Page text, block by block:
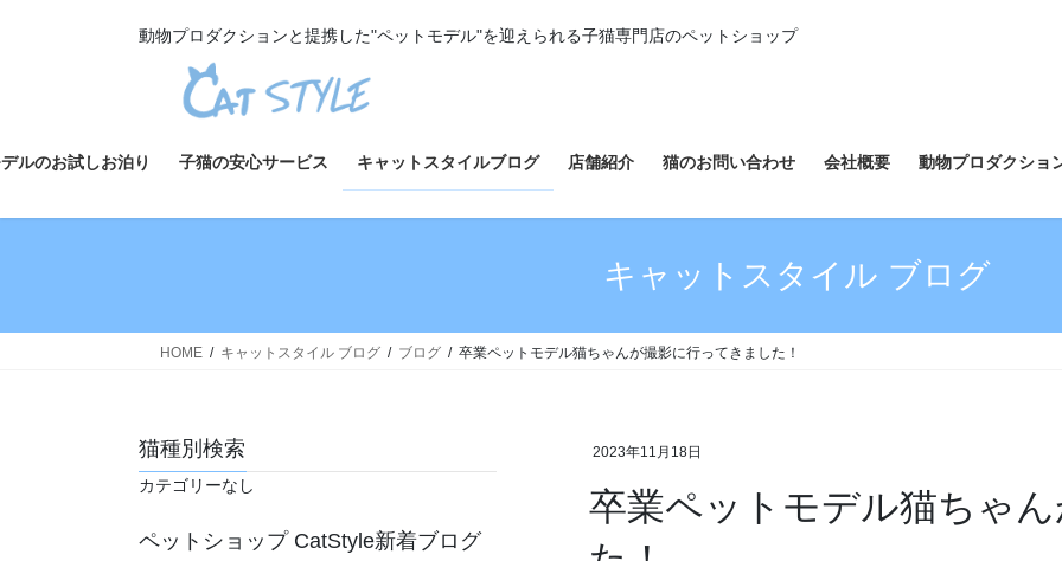
へ
ョ
動物プロダクションと提携した"ペットモデル"を迎えられる子猫専門店のペットショップ
ルのお試しお泊り 子猫の安心サービス キャットスタイルブログ 店舗紹介 猫のお問い合わせ 会社概要 動物プロダクショ
キャットスタイル ブログ
HOME キャットスタイル ブログ ブログ 卒業ペットモデル猫ちゃんが撮影に行ってきました！
2023年11月18日
卒業ペットモデル猫ちゃ
猫種別検索
カテゴリーなし
ペットショップ CatStyle新着ブログ